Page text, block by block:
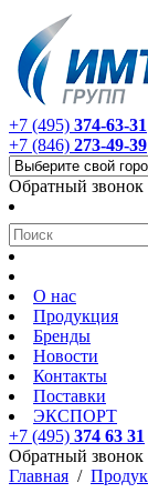
+7 (495) 374-63-31
+7 (846) 273-49-39
Обратный звонок
О нас
Продукция
Бренды
Новости
Контакты
Поставки
ЭКСПОРТ
+7 (495) 374 63 31
Обратный звонок
Главная /